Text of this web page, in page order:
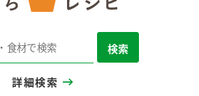
検索
詳細検索